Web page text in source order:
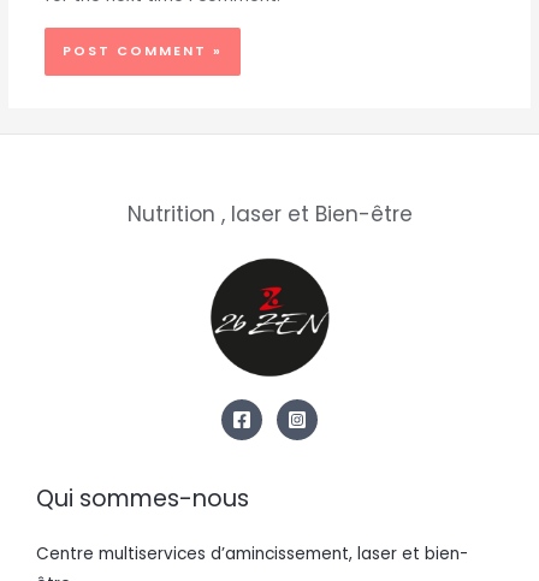
Nutrition , laser et Bien-être
Qui sommes-nous
Centre multiservices d’amincissement, laser et bien-